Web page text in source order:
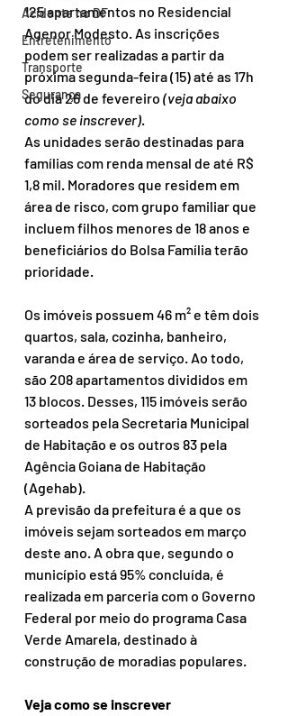
Acidente no DF
Entretenimento
Transporte
Segurança
125 apartamentos no Residencial
Agenor Modesto. As inscrições
podem ser realizadas a partir da
próxima segunda-feira (15) até as 17h
do dia 26 de fevereiro (veja abaixo
como se inscrever).
As unidades serão destinadas para
famílias com renda mensal de até R$
1,8 mil. Moradores que residem em
área de risco, com grupo familiar que
incluem filhos menores de 18 anos e
beneficiários do Bolsa Família terão
prioridade.
Os imóveis possuem 46 m² e têm dois
quartos, sala, cozinha, banheiro,
varanda e área de serviço. Ao todo,
são 208 apartamentos divididos em
13 blocos. Desses, 115 imóveis serão
sorteados pela Secretaria Municipal
de Habitação e os outros 83 pela
Agência Goiana de Habitação
(Agehab).
A previsão da prefeitura é a que os
imóveis sejam sorteados em março
deste ano. A obra que, segundo o
município está 95% concluída, é
realizada em parceria com o Governo
Federal por meio do programa Casa
Verde Amarela, destinado à
construção de moradias populares.
Veja como se inscrever